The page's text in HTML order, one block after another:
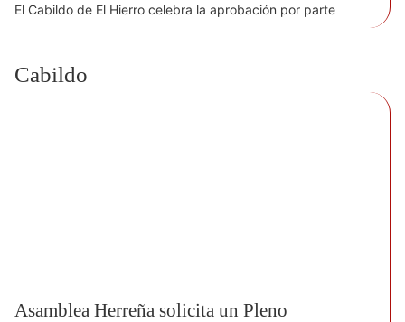
El Cabildo de El Hierro celebra la aprobación por parte
Cabildo
Asamblea Herreña solicita un Pleno